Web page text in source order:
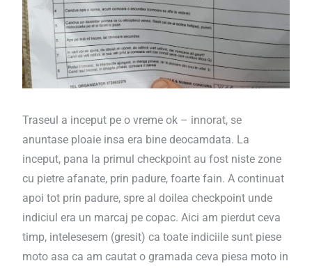
Traseul a inceput pe o vreme ok – innorat, se
anuntase ploaie insa era bine deocamdata. La
inceput, pana la primul checkpoint au fost niste zone
cu pietre afanate, prin padure, foarte fain. A continuat
apoi tot prin padure, spre al doilea checkpoint unde
indiciul era un marcaj pe copac. Aici am pierdut ceva
timp, intelesesem (gresit) ca toate indiciile sunt piese
moto asa ca am cautat o gramada ceva piesa moto in